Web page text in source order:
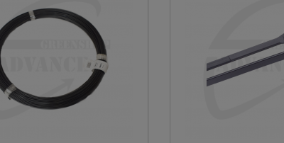
qu'à partir d'une surface suffisamment pavée.
qui dépassent.
doit pouvoir faire demi-tour.
en vrac ?